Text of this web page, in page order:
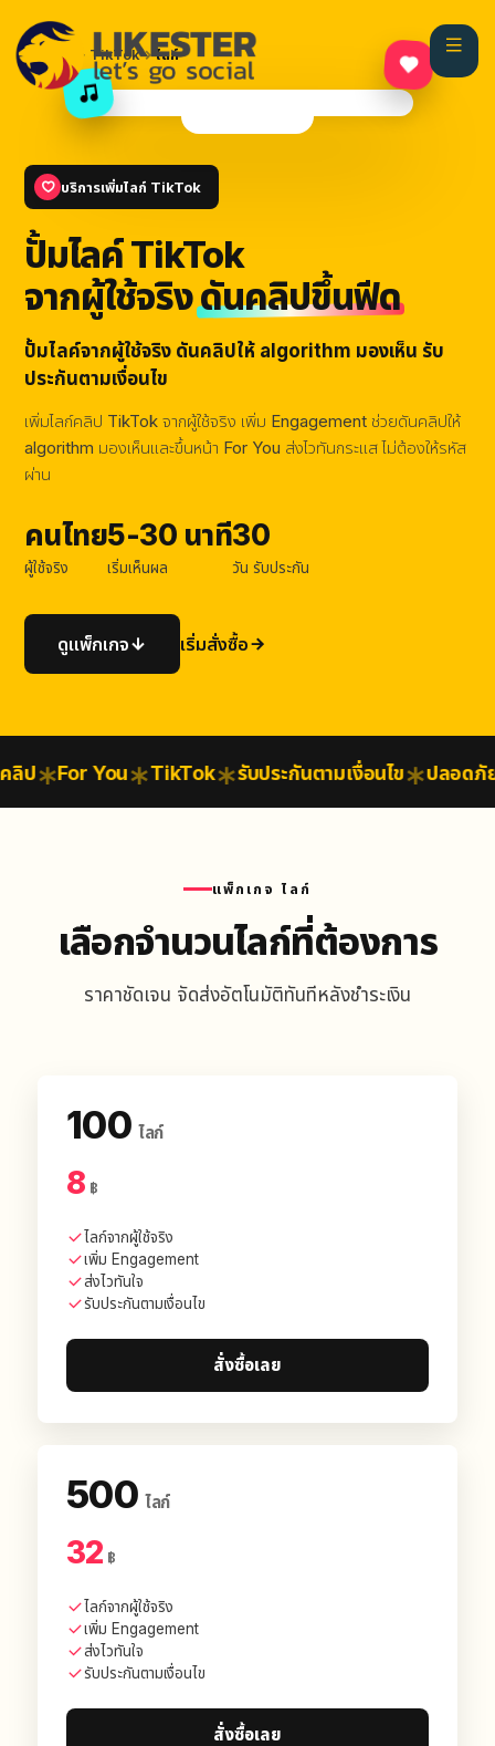
หน้าแรก TikTok ไลก์
บริการเพิ่มไลก์ TikTok
ปั้มไลค์ TikTok
จากผู้ใช้จริงดันคลิปขึ้นฟีด
ปั้มไลค์จากผู้ใช้จริง ดันคลิปให้ algorithm มองเห็น รับ
ประกันตามเงื่อนไข
เพิ่มไลก์คลิป TikTok จากผู้ใช้จริง เพิ่ม Engagement ช่วยดันคลิปให้
algorithm มองเห็นและขึ้นหน้า For You ส่งไวทันกระแส ไม่ต้องให้รหัส
ผ่าน
คนไทย
ผู้ใช้จริง
5-30 นาที
เริ่มเห็นผล
30
วัน รับประกัน
ดูแพ็กเกจ เริ่มสั่งซื้อ
กำลังติดตามFor You
เสียงต้นฉบับ — Likester
For You TikTok รับประกันตามเงื่อนไข ปลอดภัยสู
แพ็กเกจ ไลก์
เลือกจำนวนไลก์ที่ต้องการ
ราคาชัดเจน จัดส่งอัตโนมัติทันทีหลังชำระเงิน
100ไลก์
8 ฿
ไลก์จากผู้ใช้จริง
เพิ่ม Engagement
ส่งไวทันใจ
รับประกันตามเงื่อนไข
สั่งซื้อเลย
500ไลก์
32 ฿
ไลก์จากผู้ใช้จริง
เพิ่ม Engagement
ส่งไวทันใจ
รับประกันตามเงื่อนไข
สั่งซื้อเลย